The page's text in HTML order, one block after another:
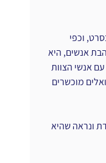
וכפי
אנשים, היא
אנשי הצוות
מוכשרים
ונראה שהיא